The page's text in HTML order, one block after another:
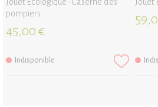
pompiers
45,00 €
Indisponible